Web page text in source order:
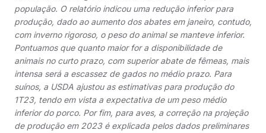
população. O relatório indicou uma redução inferior para
produção, dado ao aumento dos abates em janeiro, contudo,
com inverno rigoroso, o peso do animal se manteve inferior.
Pontuamos que quanto maior for a disponibilidade de
animais no curto prazo, com superior abate de fêmeas, mais
intensa será a escassez de gados no médio prazo. Para
suínos, a USDA ajustou as estimativas para produção do
1T23, tendo em vista a expectativa de um peso médio
inferior do porco. Por fim, para aves, a correção na projeção
de produção em 2023 é explicada pelos dados preliminares